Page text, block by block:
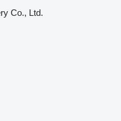
Co., Ltd.